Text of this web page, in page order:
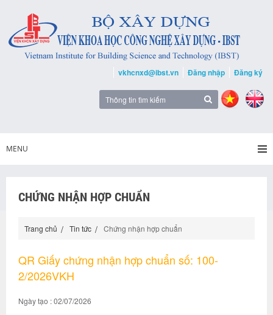
vkhcnxd@ibst.vn Đăng nhập Đăng ký
MENU
CHỨNG NHẬN HỢP CHUẨN
Trang chủ Tin tức Chứng nhận hợp chuẩn
QR Giấy chứng nhận hợp chuẩn số: 100-
2/2026VKH
Ngày tạo : 02/07/2026